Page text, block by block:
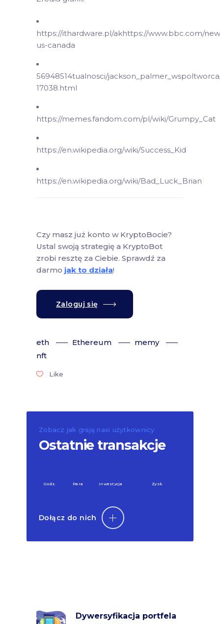
https://ithardware.pl/akhttps://www.bbc.com/
us-canada
56948514tualnosci/
17038.html
https://memes.fandom.com/pl/wiki/Grumpy_Cat
https://en.wikipedia.org/wiki/Success_Kid
https://en.wikipedia.org/wiki/Bad_Luck_Brian
Czy masz już konto w KryptoBocie?
Ustal swoją strategię a KryptoBot
zrobi resztę za Ciebie. Sprawdź za
darmo jak to działa!
Zaloguj się
eth Ethereum
memy
nft
Like
Zobacz jak grają nasi użytkownicy
Ostatnie transakcje
Godz. Para Inwestycja Zysk
Dołącz do nich
Dywersyfikacja portfela